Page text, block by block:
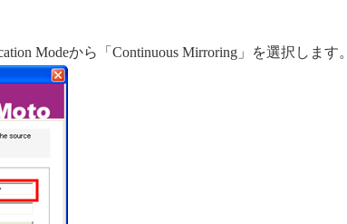
Modeから「Continuous Mirroring」を選択します。